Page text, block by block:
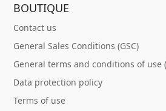
BOUTIQUE
Contact us
General Sales Conditions (GSC)
General terms and conditions of use
Data protection policy
Terms of use